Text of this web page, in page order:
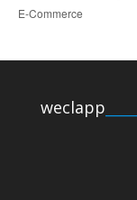
E-Commerce
weclapp